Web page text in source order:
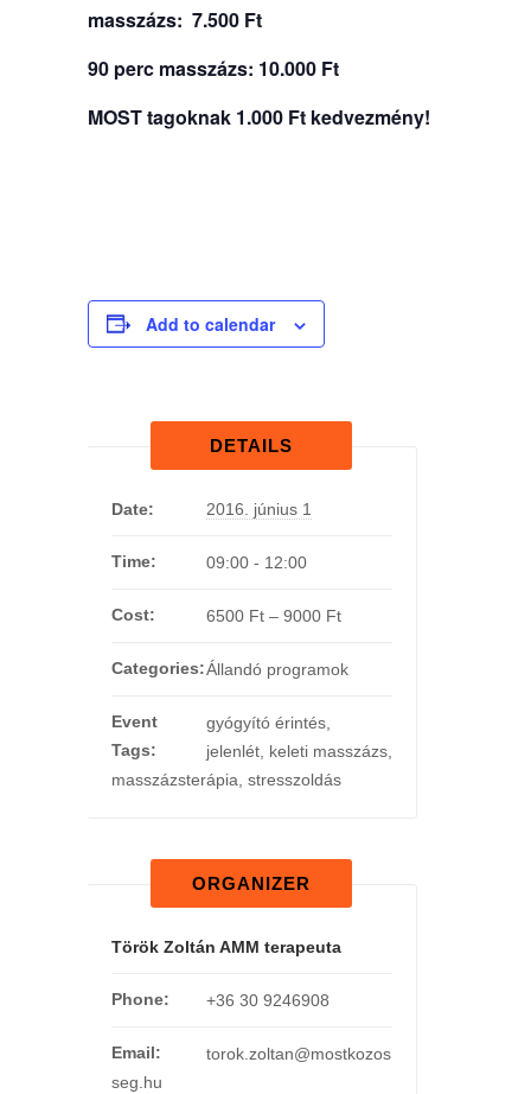
masszázs: 7.500 Ft
90 perc masszázs: 10.000 Ft
MOST tagoknak 1.000 Ft kedvezmény!
Add to calendar
DETAILS
Date: 2016. június 1
Time: 09:00 - 12:00
Cost: 6500 Ft – 9000 Ft
Categories:Állandó programok
Event
Tags:
gyógyító érintés,
jelenlét, keleti masszázs,
masszázsterápia stresszoldás
ORGANIZER
Török Zoltán AMM terapeuta
Phone: +36 30 9246908
Email:
torok.zoltan@mostkozos
seg.hu